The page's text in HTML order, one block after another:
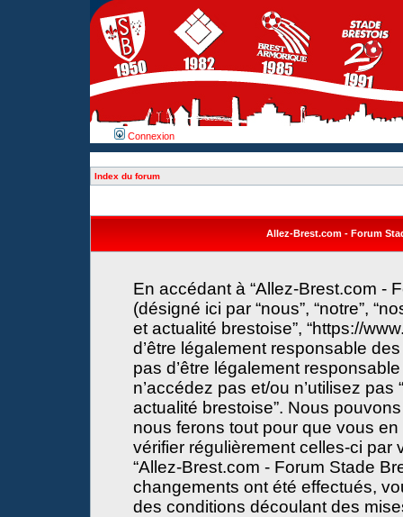
Connexion
Index du forum
Allez-Brest.com - Forum
En accédant à “Allez-Brest.com -
(désigné ici par “nous”, “notre”,
et actualité brestoise”, “https://
d’être légalement responsable
pas d’être légalement
n’accédez pas et/ou n’utilisez
actualité brestoise”. Nous
nous ferons tout pour que vous
vérifier régulièrement celles-ci par
“Allez-Brest.com - Forum Stade
changements ont été effectués,
des conditions découlant des